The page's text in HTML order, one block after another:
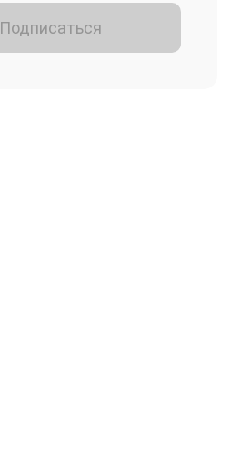
Подписаться